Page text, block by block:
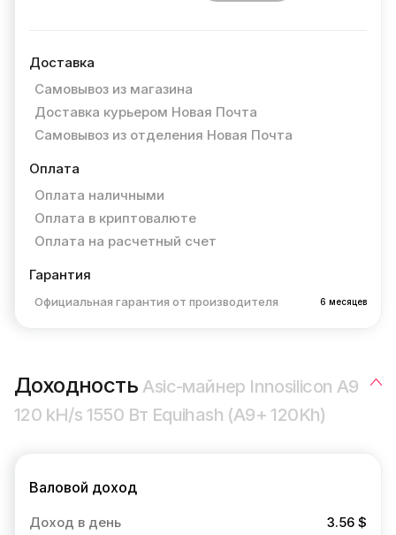
Доставка
Самовывоз из магазина
Доставка курьером Новая Почта
Самовывоз из отделения Новая Почта
Оплата
Оплата наличными
Оплата в криптовалюте
Оплата на расчетный счет
Гарантия
Официальная гарантия от производителя 6 месяцев
ДоходностьAsic-майнер Innosilicon A9
120 kH/s 1550 Вт Equihash (A9+ 120Kh)
Валовой доход
Доход в день
3.56 $